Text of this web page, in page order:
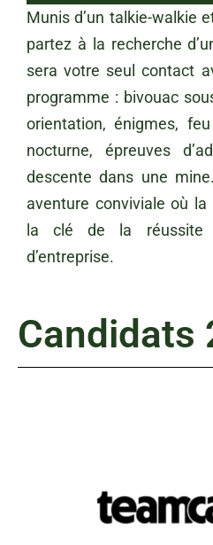
Munis d’un talkie-walkie
partez à la recherche
sera votre seul contact
programme : bivouac
orientation, énigmes,
nocturne, épreuves
descente dans une
aventure conviviale où la
la clé de la réussite
d’entreprise.
Candidats